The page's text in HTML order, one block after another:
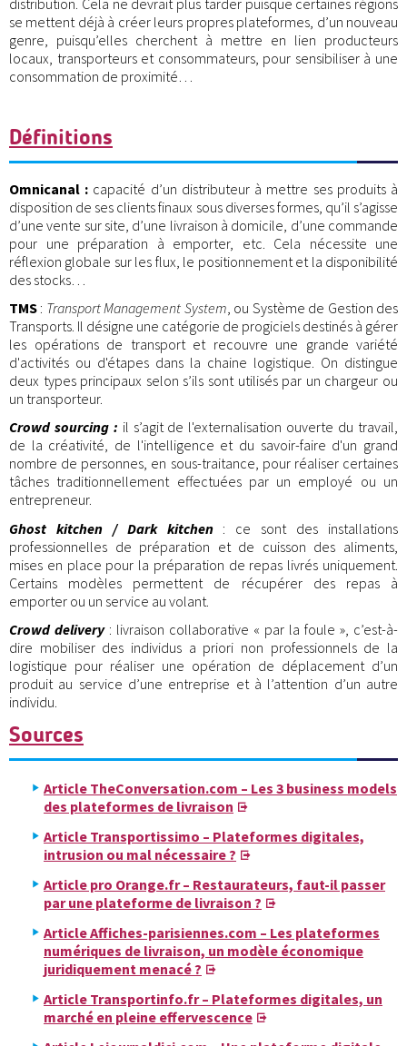
distribution. Cela ne devrait plus tarder puisque certaines régions
se mettent déjà à créer leurs propres plateformes, d’un nouveau
genre, puisqu’elles cherchent à mettre en lien producteurs
locaux, transporteurs et consommateurs, pour sensibiliser à une
consommation de proximité…
Définitions
Omnicanal : capacité d’un distributeur à mettre ses produits à
disposition de ses clients finaux sous diverses formes, qu’il s’agisse
d’une vente sur site, d’une livraison à domicile, d’une commande
pour une préparation à emporter, etc. Cela nécessite une
réflexion globale sur les flux, le positionnement et la disponibilité
des stocks…
TMS : Transport Management System, ou Système de Gestion des
Transports. Il désigne une catégorie de progiciels destinés à gérer
les opérations de transport et recouvre une grande variété
d'activités ou d'étapes dans la chaine logistique. On distingue
deux types principaux selon s’ils sont utilisés par un chargeur ou
un transporteur.
Crowd sourcing : il s’agit de l'externalisation ouverte du travail,
de la créativité, de l'intelligence et du savoir-faire d'un grand
nombre de personnes, en sous-traitance, pour réaliser certaines
tâches traditionnellement effectuées par un employé ou un
entrepreneur.
Ghost kitchen / Dark kitchen: ce sont des installations
professionnelles de préparation et de cuisson des aliments,
mises en place pour la préparation de repas livrés uniquement.
Certains modèles permettent de récupérer des repas à
emporter ou un service au volant.
Crowd delivery: livraison collaborative « par la foule », c’est-à-
dire mobiliser des individus a priori non professionnels de la
logistique pour réaliser une opération de déplacement d’un
produit au service d’une entreprise et à l’attention d’un autre
individu.
Sources
Article TheConversation.com – Les 3 business models
des plateformes de livraison
Article Transportissimo – Plateformes digitales,
intrusion ou mal nécessaire ?
Article pro Orange.fr – Restaurateurs, faut-il passer
par une plateforme de livraison ?
Article Affiches-parisiennes.com – Les plateformes
numériques de livraison, un modèle économique
juridiquement menacé ?
Article Transportinfo.fr – Plateformes digitales, un
marché en pleine effervescence